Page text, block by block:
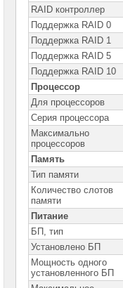
СХД
системы
хранения
данных
Компоненты
компьютеров
Компоненты
серверов
Серверные
платформы
Серверные
платформы
MSI
Серверные
платформы
GOOXI
Серверные
платформы
RAID контроллер
Поддержка RAID 0
Поддержка RAID 1
Поддержка RAID 5
Поддержка RAID 10
Процессор
Для процессоров
Серия процессора
Максимально
процессоров
Память
Тип памяти
Количество слотов
памяти
Питание
БП, тип
Установлено БП
Мощность одного
установленного БП